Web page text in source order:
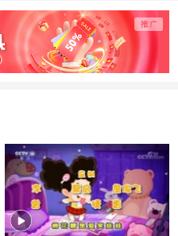
戴眼镜的大
子
季）
旧玩具